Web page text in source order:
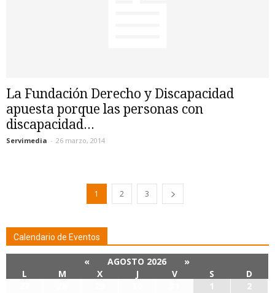
La Fundación Derecho y Discapacidad
apuesta porque las personas con
discapacidad...
Servimedia - 26 marzo, 2014
1 2 3
Calendario de Eventos
« AGOSTO 2026
»
L
M X J V S
D
1
2